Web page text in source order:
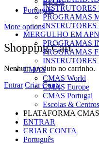
Português
More options
Shopping Cart
Nenhum produto no carrinho.
Entrar Criar Conta
PROGRAMAS
MERGULHO EM
PROGRAMAS
PROGRAMAS
CMAS
CMAS World
CMAS Europe
CMAS Portugal
Escolas & Centros
PLATAFORMA CMAS
ENTRAR
CRIAR CONTA
Português